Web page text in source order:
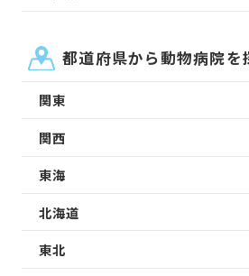
都道府県から動物病院を
関東
関西
東海
北海道
東北